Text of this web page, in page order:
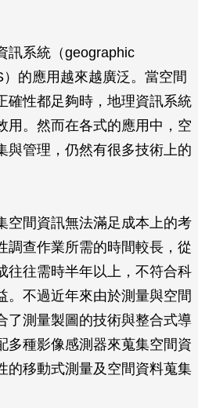
訊系統（geographic
的應用越來越廣泛。當空間
確性都足夠時，地理資訊系統
用。然而在各式的應用中，空
與管理，仍然有很多技術上的
空間資訊無法滿足成本上的考
調查作業所需的時間較長，從
往往需時半年以上，不符合科
。不過近年來由於測量與空間
了測量製圖的技術與整合式導
多種影像感測器來蒐集空間資
的移動式測量及空間資料蒐集